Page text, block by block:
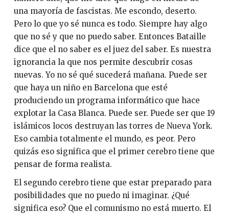
una mayoría de fascistas. Me escondo, deserto.
Pero lo que yo sé nunca es todo. Siempre hay algo
que no sé y que no puedo saber. Entonces Bataille
dice que el no saber es el juez del saber. Es nuestra
ignorancia la que nos permite descubrir cosas
nuevas. Yo no sé qué sucederá mañana. Puede ser
que haya un niño en Barcelona que esté
produciendo un programa informático que hace
explotar la Casa Blanca. Puede ser. Puede ser que 19
islámicos locos destruyan las torres de Nueva York.
Eso cambia totalmente el mundo, es peor. Pero
quizás eso significa que el primer cerebro tiene que
pensar de forma realista.
El segundo cerebro tiene que estar preparado para
posibilidades que no puedo ni imaginar. ¿Qué
significa eso? Que el comunismo no está muerto. El